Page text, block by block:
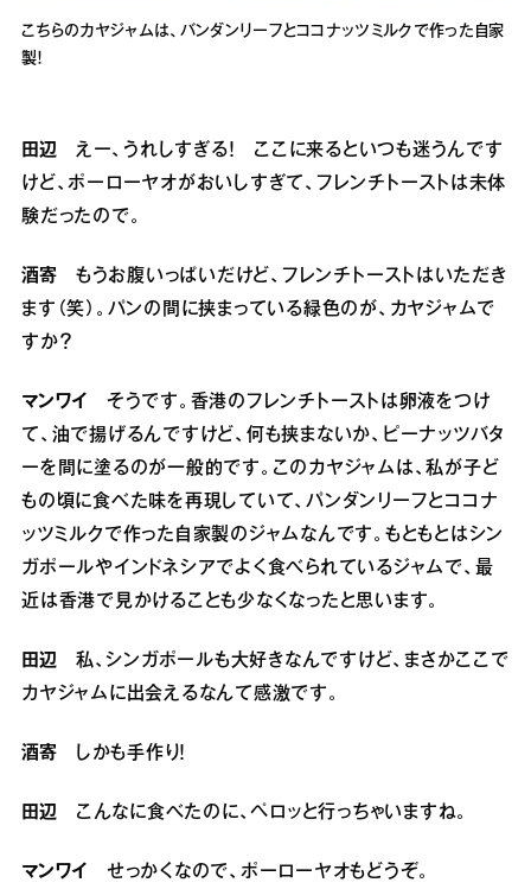
こちらのカヤジャムは、バンダンリーフとココナッツミルクで作った自家
製！
田辺 えー、うれしすぎる！ ここに来るといつも迷うんです
けど、ポーローヤオがおいしすぎて、フレンチトーストは未体
験だったので。
酒寄 もうお腹いっぱいだけど、フレンチトーストはいただき
ます（笑）。パンの間に挟まっている緑色のが、カヤジャムで
すか？
マンワイ
そうです。香港のフレンチトーストは卵液をつけ
て、油で揚げるんですけど、何も挟まないか、ピーナッツバタ
ーを間に塗るのが一般的です。このカヤジャムは、私が子ど
もの頃に食べた味を再現していて、パンダンリーフとココナ
ッツミルクで作った自家製のジャムなんです。もともとはシン
ガポールやインドネシアでよく食べられているジャムで、最
近は香港で見かけることも少なくなったと思います。
田辺 私、シンガポールも大好きなんですけど、まさかここで
カヤジャムに出会えるなんて感激です。
酒寄 しかも手作り！
田辺 こんなに食べたのに、ペロッと行っちゃいますね。
マンワイ せっかくなので、ポーローヤオもどうぞ。